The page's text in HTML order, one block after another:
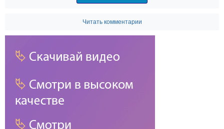
Читать комментарии